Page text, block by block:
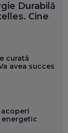
Durabilă
Cine
curată
avea succes